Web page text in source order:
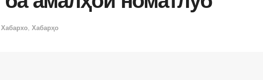
Хабархо, Хабарҳо